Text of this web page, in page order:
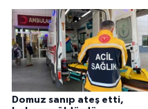
Domuz sanıp ateş etti,